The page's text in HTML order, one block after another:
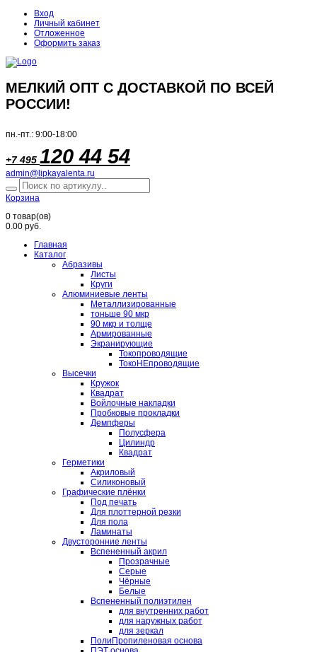
Вход
Личный кабинет
Отложенное
Оформить заказ
МЕЛКИЙ ОПТ С ДОСТАВКОЙ ПО ВСЕЙ
РОССИИ!
пн.-пт.: 9:00-18:00
+7 495 120 44 54
admin@lipkayalenta.ru
Корзина
0 товар(ов)
0.00 руб.
Главная
Каталог
Абразивы
Листы
Круги
Алюминиевые ленты
Металлизированные
тоньше 90 мкр
90 мкр и толще
Армированные
Экранирующие
Токопроводящие
ТокоНЕпроводящие
Высечки
Кружок
Квадрат
Войлочные накладки
Пробковые прокладки
Демпферы
Полусфера
Цилиндр
Квадрат
Герметики
Акриловый
Силиконовый
Графические плёнки
Под печать
Для плоттерной резки
Для пола
Ламинаты
Двусторонние ленты
Вспененный акрил
Прозрачные
Серые
Чёрные
Белые
Вспененный полиэтилен
для внутренних работ
для наружных работ
для зеркал
ПолиПропиленовая основа